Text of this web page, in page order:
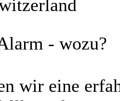
- wozu?
wir eine